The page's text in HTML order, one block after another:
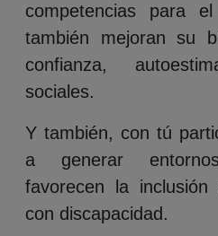
competencias para
también mejoran su
confianza,
sociales.
Y también, con tú
a generar
favorecen la
con discapacidad.